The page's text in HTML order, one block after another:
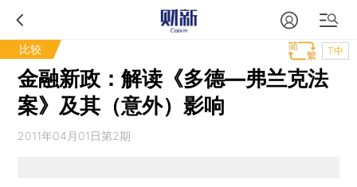
比较 T中
金融新政：解读《多德—弗兰克法
案》及其（意外）影响
2011年04月01日第2期